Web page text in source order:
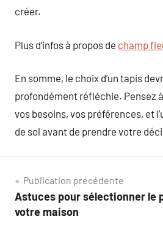
créer.
Plus d’infos à propos de champ
En somme, le choix d’un tapis
profondément réfléchie. Pensez
vos besoins, vos préférences, et
de sol avant de prendre votre
Navigation
de
Publication précédente
Astuces pour sélectionner le
votre maison